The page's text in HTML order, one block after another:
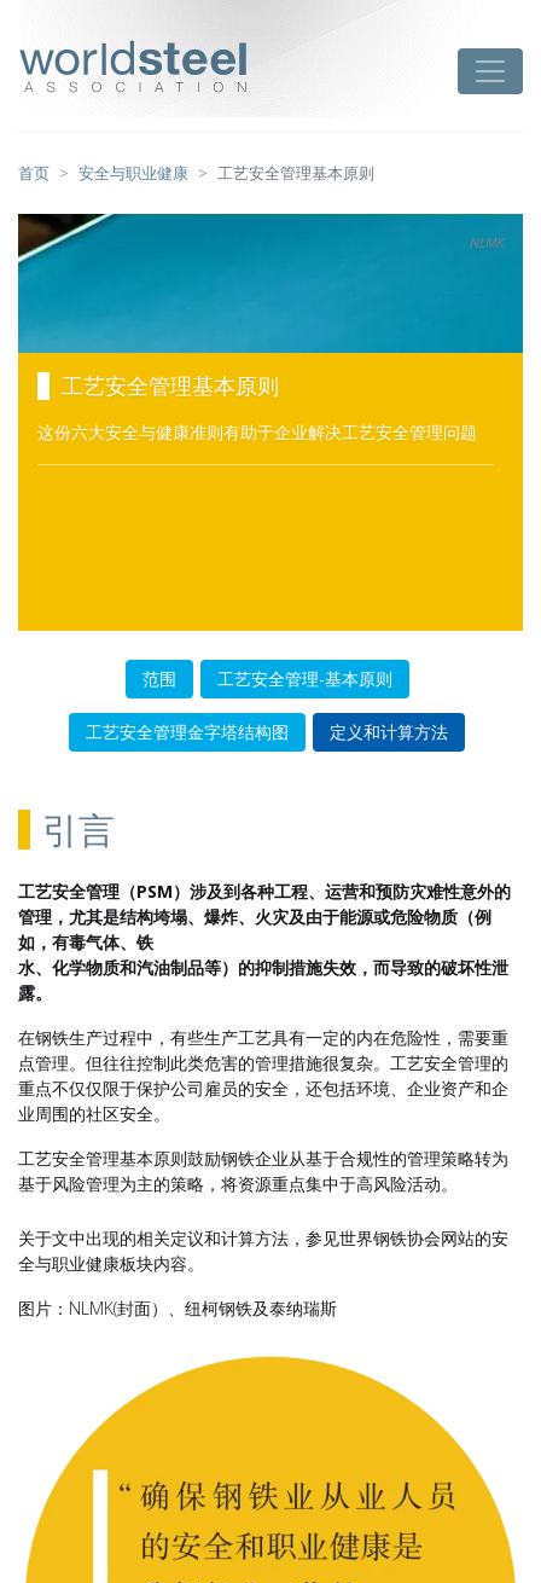
首页 安全与职业健康 工艺安全管理基本原则
NLMK
工艺安全管理基本原则
这份六大安全与健康准则有助于企业解决工艺安全管理问题
范围 工艺安全管理-基本原则
工艺安全管理金字塔结构图 定义和计算方法
引言
工艺安全管理（PSM）涉及到各种工程、运营和预防灾难性意外的
管理，尤其是结构垮塌、爆炸、火灾及由于能源或危险物质（例
如，有毒气体、铁
水、化学物质和汽油制品等）的抑制措施失效，而导致的破坏性泄
露。
在钢铁生产过程中，有些生产工艺具有一定的内在危险性，需要重
点管理。但往往控制此类危害的管理措施很复杂。工艺安全管理的
重点不仅仅限于保护公司雇员的安全，还包括环境、企业资产和企
业周围的社区安全。
工艺安全管理基本原则鼓励钢铁企业从基于合规性的管理策略转为
基于风险管理为主的策略，将资源重点集中于高风险活动。
关于文中出现的相关定议和计算方法，参见世界钢铁协会网站的安
全与职业健康板块内容。
图片：NLMK(封面）、纽柯钢铁及泰纳瑞斯